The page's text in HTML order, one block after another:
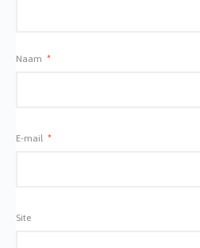
Naam *
E-mail *
Site